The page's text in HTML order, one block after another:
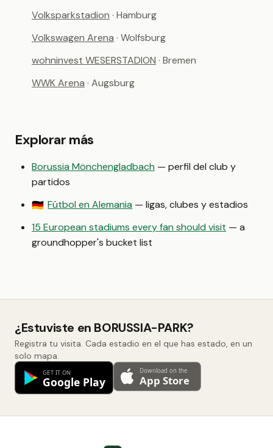
Volksparkstadion · Hamburg
Volkswagen Arena · Wolfsburg
wohninvest WESERSTADION · Bremen
WWK Arena · Augsburg
Explorar más
Borussia Mönchengladbach — perfil del club y
partidos
🇩🇪 Fútbol en Alemania — ligas, clubes y estadios
15 European stadiums every fan should visit — a
groundhopper's bucket list
¿Estuviste en BORUSSIA-PARK?
Registra tu visita. Cada estadio en el que has estado, en un
solo mapa.